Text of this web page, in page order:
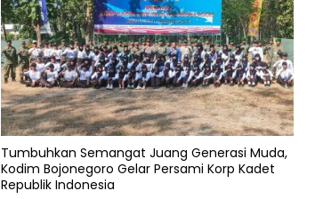
Tumbuhkan Semangat Juang Generasi Muda,
Kodim Bojonegoro Gelar Persami Korp Kadet
Republik Indonesia